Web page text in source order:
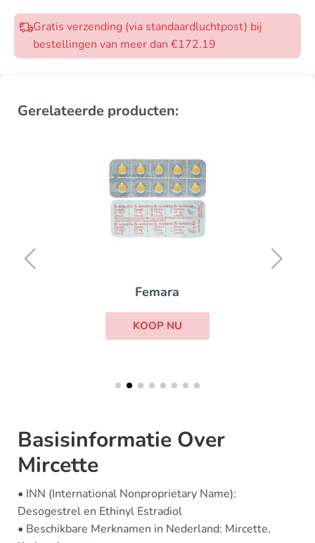
Gratis verzending (via standaardluchtpost) bij
bestellingen van meer dan €172.19
Gerelateerde producten:
Femara
KOOP NU
Basisinformatie Over
Mircette
• INN (International Nonproprietary Name):
Desogestrel en Ethinyl Estradiol
• Beschikbare Merknamen in Nederland: Mircette,